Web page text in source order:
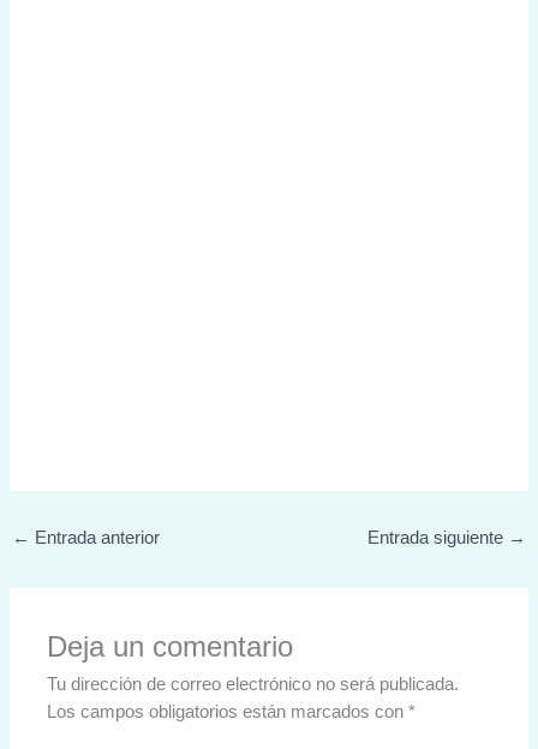
← Entrada anterior Entrada siguiente →
Deja un comentario
Tu dirección de correo electrónico no será publicada.
Los campos obligatorios están marcados con*